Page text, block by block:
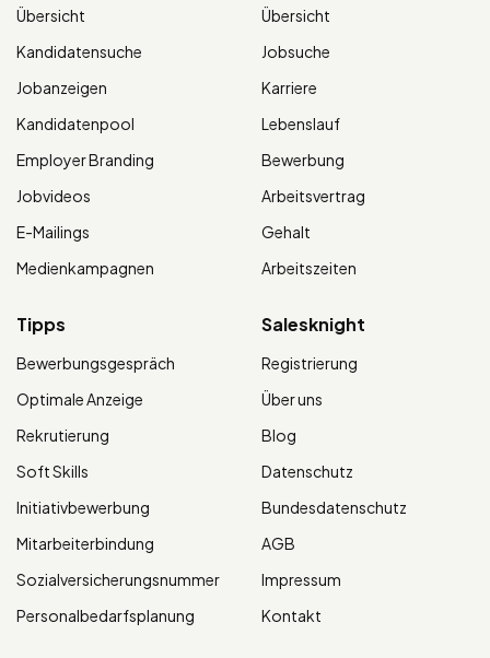
Übersicht
Kandidatensuche
Jobanzeigen
Kandidatenpool
Employer Branding
Jobvideos
E-Mailings
Medienkampagnen
Übersicht
Jobsuche
Karriere
Lebenslauf
Bewerbung
Arbeitsvertrag
Gehalt
Arbeitszeiten
Tipps
Bewerbungsgespräch
Optimale Anzeige
Rekrutierung
Soft Skills
Initiativbewerbung
Mitarbeiterbindung
Sozialversicherungsnummer
Personalbedarfsplanung
Salesknight
Registrierung
Über uns
Blog
Datenschutz
Bundesdatenschutz
AGB
Impressum
Kontakt